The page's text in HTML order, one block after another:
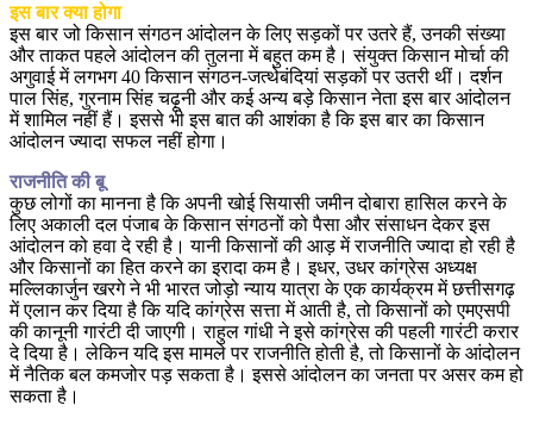
इस बार क्या होगा
इस बार जो किसान संगठन आंदोलन के लिए सड़कों पर उतरे हैं, उनकी संख्या
और ताकत पहले आंदोलन की तुलना में बहुत कम है। संयुक्त किसान मोर्चा की
अगुवाई में लगभग 40 किसान संगठन-जत्थेबंदियां सड़कों पर उतरी थीं। दर्शन
पाल सिंह, गुरनाम सिंह चढ़ूनी और कई अन्य बड़े किसान नेता इस बार आंदोलन
में शामिल नहीं हैं। इससे भी इस बात की आशंका है कि इस बार का किसान
आंदोलन ज्यादा सफल नहीं होगा।
राजनीति की बू
कुछ लोगों का मानना है कि अपनी खोई सियासी जमीन दोबारा हासिल करने के
लिए अकाली दल पंजाब के किसान संगठनों को पैसा और संसाधन देकर इस
आंदोलन को हवा दे रही है। यानी किसानों की आड़ में राजनीति ज्यादा हो रही है
और किसानों का हित करने का इरादा कम है। इधर, उधर कांग्रेस अध्यक्ष
मल्लिकार्जुन खरगे ने भी भारत जोड़ो न्याय यात्रा के एक कार्यक्रम में छत्तीसगढ़
में एलान कर दिया है कि यदि कांग्रेस सत्ता में आती है, तो किसानों को एमएसपी
की कानूनी गारंटी दी जाएगी। राहुल गांधी ने इसे कांग्रेस की पहली गारंटी करार
दे दिया है। लेकिन यदि इस मामले पर राजनीति होती है, तो किसानों के आंदोलन
में नैतिक बल कमजोर पड़ सकता है। इससे आंदोलन का जनता पर असर कम हो
सकता है।